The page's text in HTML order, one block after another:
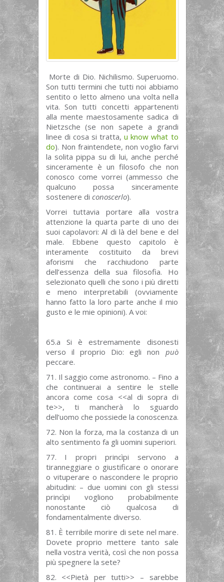
Morte di Dio. Nichilismo. Superuomo.
Son tutti termini che tutti noi abbiamo
sentito o letto almeno una volta nella
vita. Son tutti concetti appartenenti
alla mente maestosamente sadica di
Nietzsche (se non sapete a grandi
linee di cosa si tratta,u know what to
do). Non fraintendete, non voglio farvi
la solita pippa su di lui, anche perché
sinceramente è un filosofo che non
conosco come vorrei (ammesso che
qualcuno possa sinceramente
sostenere di conoscerlo).
Vorrei tuttavia portare alla vostra
attenzione la quarta parte di uno dei
suoi capolavori: Al di là del bene e del
male. Ebbene questo capitolo è
interamente costituito da brevi
aforismi che racchiudono parte
dell’essenza della sua filosofia. Ho
selezionato quelli che sono i più diretti
e meno interpretabili (ovviamente
hanno fatto la loro parte anche il mio
gusto e le mie opinioni). A voi:
65.a Si è estremamente disonesti
verso il proprio Dio: egli non può
peccare.
71. Il saggio come astronomo. – Fino a
che continuerai a sentire le stelle
ancora come cosa <<al di sopra di
te>>, ti mancherà lo sguardo
dell’uomo che possiede la conoscenza.
72. Non la forza, ma la costanza di un
alto sentimento fa gli uomini superiori.
77. I propri princìpi servono a
tiranneggiare o giustificare o onorare
o vituperare o nascondere le proprio
abitudini: – due uomini con gli stessi
princìpi vogliono probabilmente
nonostante ciò qualcosa di
fondamentalmente diverso.
81. È terribile morire di sete nel mare.
Dovete proprio mettere tanto sale
nella vostra verità, così che non possa
più spegnere la sete?
82. <<Pietà per tutti>> – sarebbe